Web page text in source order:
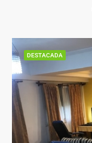
DESTACADA